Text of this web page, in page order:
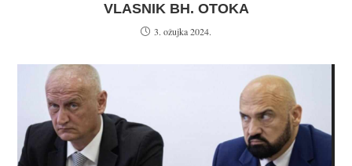
VLASNIK BH. OTOKA
3. ožujka 2024.